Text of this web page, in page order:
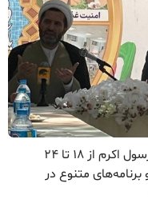
ریال نیوز : هفته وقف همزمان با میلاد رسول اکرم از ۱۸ تا ۲۴
برنامه‌های متنوع در